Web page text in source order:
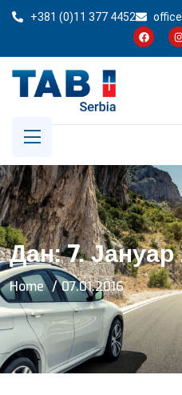
+381 (0)11 377 4452
Дан:7. Јануар
Home 07.01.2016